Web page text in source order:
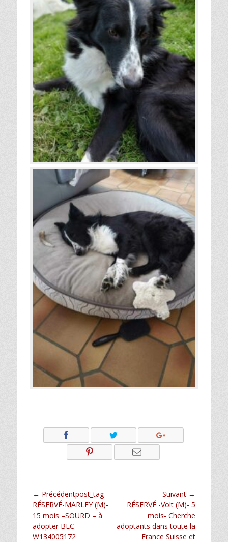
Navigation
de
l’article
← Précédentpost_tag
Article
précédent :
RÉSERVÉ-MARLEY (M)-
15 mois –SOURD – à
adopter BLC
W134005172
Suivant →
ArticleRÉSERVÉ -Volt (M)- 5
mois- Cherche
adoptants dans toute la
France Suisse et